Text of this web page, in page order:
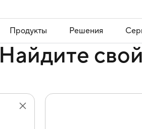
Продукты Решения
Найдите